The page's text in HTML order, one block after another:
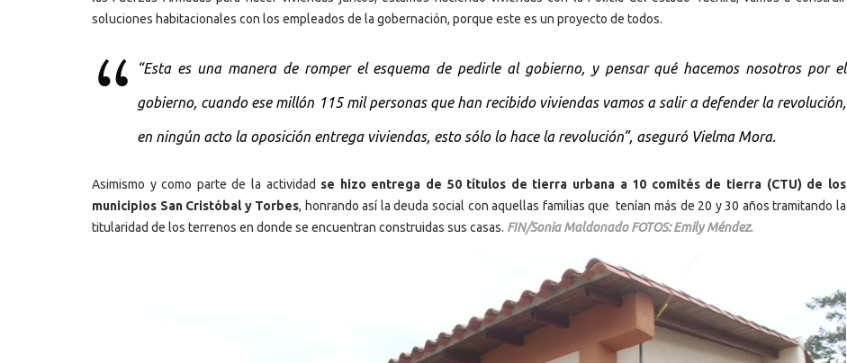
soluciones habitacionales con los empleados de la gobernación, porque este es un proyecto de todos.
“Esta es una manera de romper el esquema de pedirle al gobierno, y pensar qué hacemos nosotros por el
gobierno, cuando ese millón 115 mil personas que han recibido viviendas vamos a salir a defender la revolución,
en ningún acto la oposición entrega viviendas, esto sólo lo hace la revolución”, aseguró Vielma Mora.
Asimismo y como parte de la actividad se hizo entrega de 50 títulos de tierra urbana a 10 comités de tierra (CTU) de los
municipios San Cristóbal y Torbes, honrando así la deuda social con aquellas familias que tenían más de 20 y 30 años tramitando la
titularidad de los terrenos en donde se encuentran construidas sus casas. FIN/Sonia Maldonado FOTOS: Emily Méndez.